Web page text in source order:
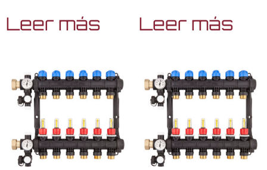
Leer más Leer más